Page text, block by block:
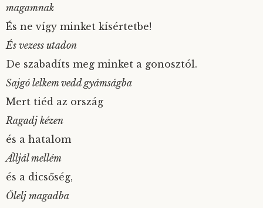
magamnak
És ne vígy minket kísértetbe!
És vezess utadon
De szabadíts meg minket a gonosztól.
Sajgó lelkem vedd gyámságba
Mert tiéd az ország
Ragadj kézen
és a hatalom
Álljál mellém
és a dicsőség,
Ölelj magadba